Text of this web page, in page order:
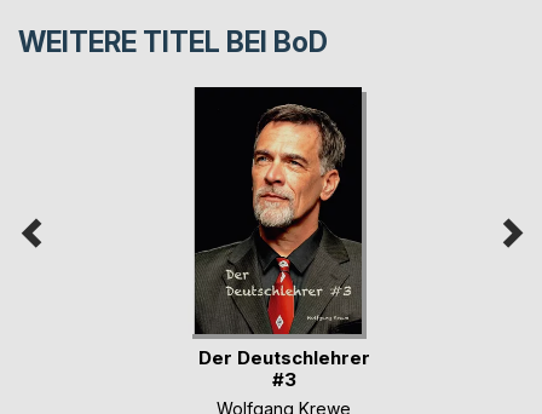
WEITERE TITEL BEI BoD
Der Deutschlehrer
#3
Wolfgang Krewe